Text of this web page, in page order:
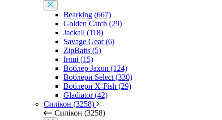
Bearking (667)
Golden Catch (29)
Jackall (118)
Savage Gear (6)
ZipBaits (5)
Інші (15)
Воблер Jaxon (124)
Воблери Select (330)
Воблери X-Fish (29)
Gladiator (42)
Силікон (3258)
Силікон (3258)